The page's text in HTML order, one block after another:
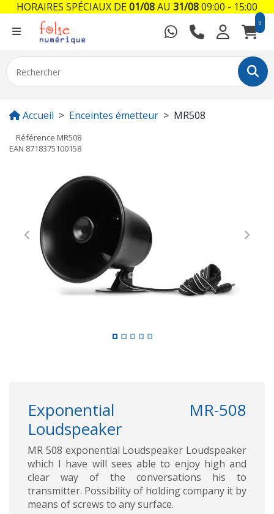
0
Accueil Enceintes émetteur MR508
Référence MR508
EAN 8718375100158
Previous Next
Exponential MR-508
Loudspeaker
MR 508 exponential Loudspeaker Loudspeaker
which I have will sees able to enjoy high and
clear way of the conversations his to
transmitter. Possibility of holding company it by
means of screws to any surface.
HORAIRES SPÉCIAUX DE01/08AU 31/0809:00 - 15:00